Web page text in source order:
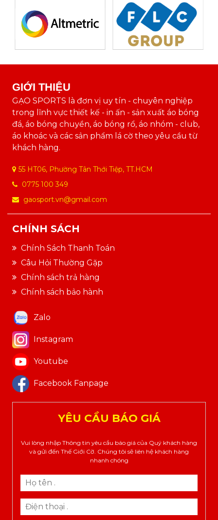
GIỚI THIỆU
GẠO SPORTS là đơn vị uy tín - chuyên nghiệp
trong lĩnh vực thiết kế - in ấn - sản xuất áo bóng
đá, áo bóng chuyền, áo bóng rổ, áo nhóm - club,
áo khoác và các sản phẩm lá cờ theo yêu cầu từ
khách hàng.
55 HT06, Phường Tân Thới Tiệp, TT.HCM
0775 100 349
gaosport.vn@gmail.com
CHÍNH SÁCH
Chính Sách Thanh Toán
Câu Hỏi Thường Gặp
Chính sách trả hàng
Chính sách bảo hành
Zalo
Instagram
Youtube
Facebook Fanpage
YÊU CẦU BÁO GIÁ
Vui lòng nhập Thông tin yêu cầu báo giá của Quý khách hàng
và gửi đến Thế Giới Cờ. Chúng tôi sẽ liên hệ khách hàng
nhanh chóng